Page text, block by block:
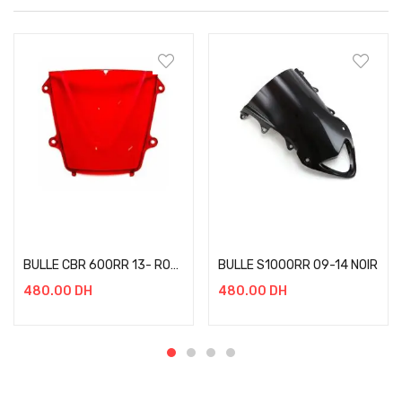
BULLE CBR 600RR 13- ROUGE
480.00 DH
BULLE S1000RR 09-14 NOIR
480.00 DH